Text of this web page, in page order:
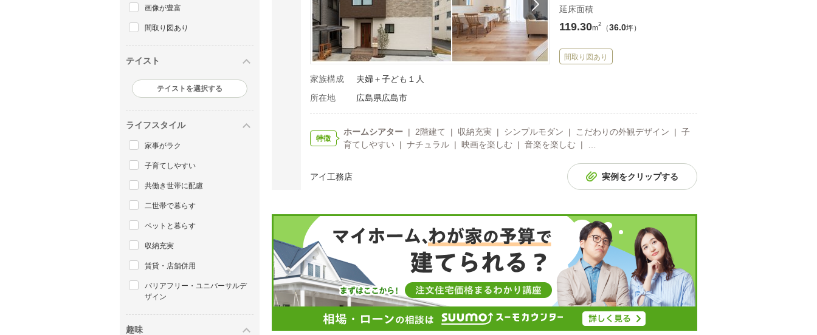
画像が豊富
間取り図あり
テイスト
テイストを選択する
ライフスタイル
家事がラク
子育てしやすい
共働き世帯に配慮
二世帯で暮らす
ペットと暮らす
収納充実
賃貸・店舗併用
バリアフリー・ユニバーサルデ
ザイン
趣味
延床面積
119.30m2 （36.0坪）
間取り図あり
家族構成
夫婦＋子ども１人
所在地
広島県広島市
特徴
ホームシアター| 2階建て | 収納充実 | シンプルモダン | こだわりの外観デザイン | 子
育てしやすい | ナチュラル | 映画を楽しむ | 音楽を楽しむ | …
アイ工務店 実例をクリップする